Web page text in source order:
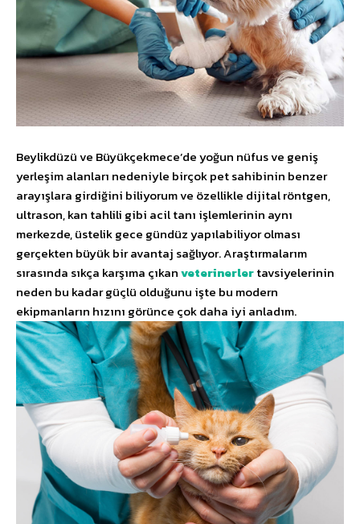
Beylikdüzü ve Büyükçekmece’de yoğun nüfus ve geniş
yerleşim alanları nedeniyle birçok pet sahibinin benzer
arayışlara girdiğini biliyorum ve özellikle dijital röntgen,
ultrason, kan tahlili gibi acil tanı işlemlerinin aynı
merkezde, üstelik gece gündüz yapılabiliyor olması
gerçekten büyük bir avantaj sağlıyor. Araştırmalarım
sırasında sıkça karşıma çıkanveterinerlertavsiyelerinin
neden bu kadar güçlü olduğunu işte bu modern
ekipmanların hızını görünce çok daha iyi anladım.